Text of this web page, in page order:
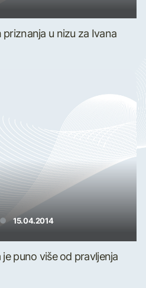
u nizu za Ivana
15.04.2014
puno više od pravljenja